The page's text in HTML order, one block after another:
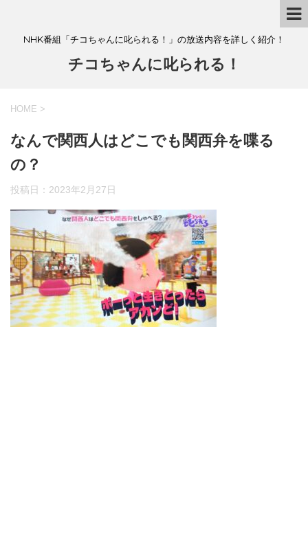
NHK番組「チコちゃんに叱られる！」の放送内容を詳しく紹介！
チコちゃんに叱られる！
HOME >
なんで関西人はどこでも関西弁を喋る
の？
投稿日： 2023年2月27日